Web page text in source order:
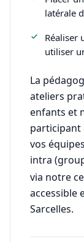
latérale
Réaliser
utiliser
La
ateliers
enfants et
participant
vos
intra
via notre
accessible
Sarcelles.